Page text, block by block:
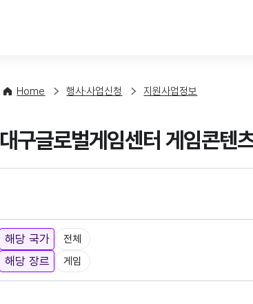
Home 행사·사업신청 지원사업정보
대구글로벌게임센터 게임콘텐
해당 국가 전체
해당 장르 게임